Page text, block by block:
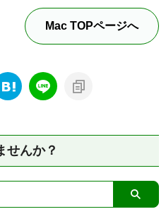
Mac TOPページへ
せんか？